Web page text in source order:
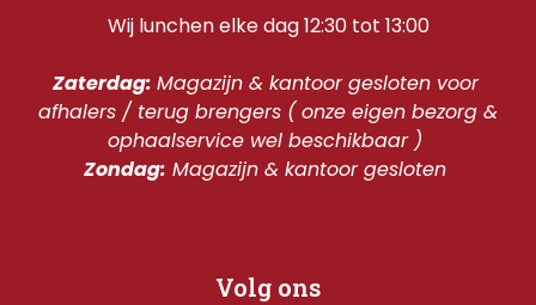
Wij lunchen elke dag 12:30 tot 13:00
Zaterdag: Magazijn & kantoor gesloten voor
afhalers / terug brengers ( onze eigen bezorg &
ophaalservice wel beschikbaar )
Zondag: Magazijn & kantoor gesloten
Volg ons